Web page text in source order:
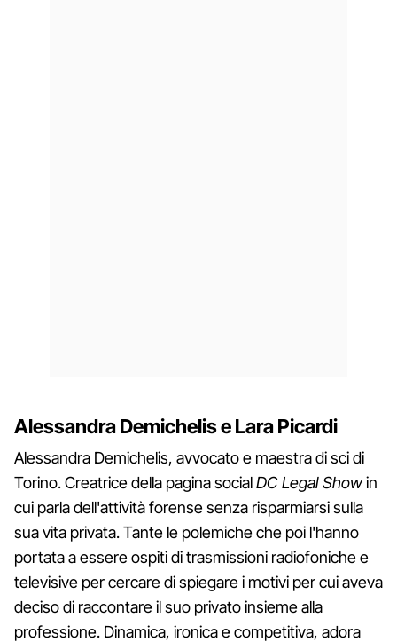
Alessandra Demichelis e Lara Picardi
Alessandra Demichelis, avvocato e maestra di sci di
Torino. Creatrice della pagina socialDC Legal Showin
cui parla dell'attività forense senza risparmiarsi sulla
sua vita privata. Tante le polemiche che poi l'hanno
portata a essere ospiti di trasmissioni radiofoniche e
televisive per cercare di spiegare i motivi per cui aveva
deciso di raccontare il suo privato insieme alla
professione. Dinamica, ironica e competitiva, adora